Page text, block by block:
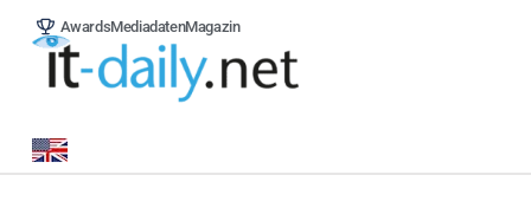
AwardsMediadatenMagazin